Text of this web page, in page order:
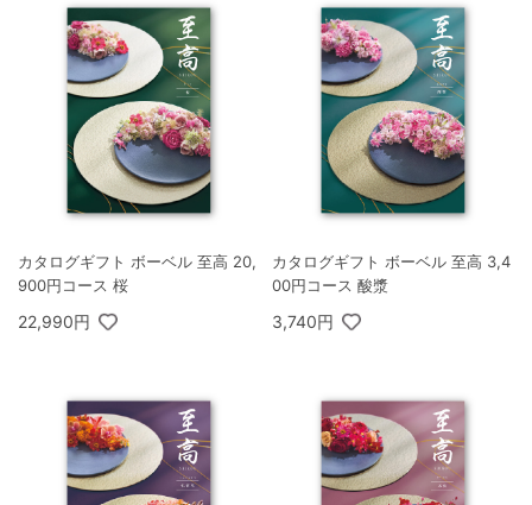
カタログギフト ボーベル 至高 20,
900円コース 桜
22,990円
カタログギフト ボーベル 至高 3,4
00円コース 酸漿
3,740円